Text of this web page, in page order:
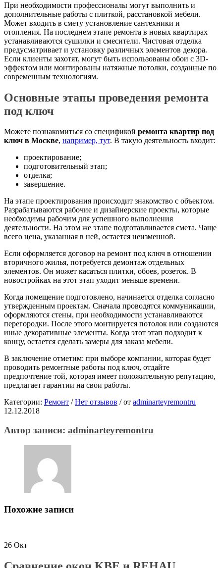
При необходимости профессионалы могут выполнить и
дополнительные работы с плиткой, расстановкой мебели.
Может входить в смету установление сантехники и
отопления. На последнем этапе ремонта в новых квартирах
устанавливаются сушилки и смесители. Чистовая отделка
предусматривает и установку различных элементов декора.
Если клиенты захотят, могут быть использованы обои с 3D-
эффектом или монтированы натяжные потолки, созданные по
современным технологиям.
Основные этапы проведения ремонта
под ключ
Можете познакомиться со спецификой ремонта квартир под
ключ в Москве, например, тут. В такую деятельность входит:
проектирование;
подготовительный этап;
отделка;
завершение.
На этапе проектирования происходит знакомство с объектом.
Разрабатываются рабочие и дизайнерские проекты, которые
необходимы рабочим для успешного выполнения
деятельности. На этом же этапе подготавливается смета. Чаще
всего цена, указанная в ней, остается неизменной.
Если оформляется договор на ремонт под ключ в отношении
вторичного жилья, потребуется демонтаж отдельных
элементов. Он может касаться плитки, обоев, розеток. В
новостройках на этот этап уходит меньше времени.
Когда помещение подготовлено, начинается отделка согласно
утвержденным проектам. Сначала проводятся коммуникации,
оформляются стены, при необходимости устанавливаются
перегородки. После этого монтируется потолок или создаются
иные декоративные элементы. Когда этот этап подходит к
концу, остается сделать замеры для заказа мебели.
В заключение отметим: при выборе компании, которая будет
проводить ремонтные работы под ключ, отдайте
предпочтение той, которая имеет положительную репутацию,
предлагает гарантии на свои работы.
Категории: Ремонт / Нет отзывов /от adminarteyremontru
12.12.2018
Автор записи: adminarteyremontru
Похожие записи
26 Окт